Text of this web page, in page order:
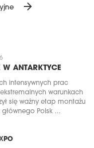
arrow_forward
ANTARKTYCE
intensywnych prac
warunkach
się ważny etap montażu
Polsk ...